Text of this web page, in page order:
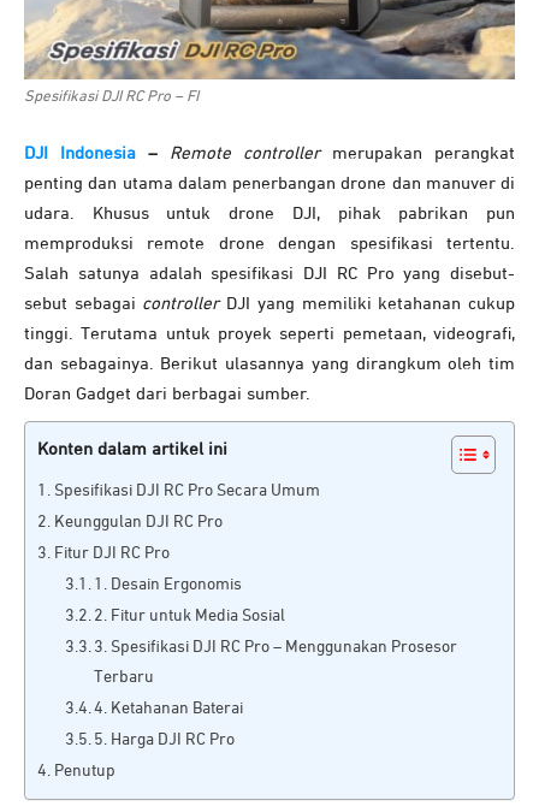
Spesifikasi DJI RC Pro – FI
DJI Indonesia – Remote controllermerupakan perangkat
penting dan utama dalam penerbangan drone dan manuver di
udara. Khusus untuk drone DJI, pihak pabrikan pun
memproduksi remote drone dengan spesifikasi tertentu.
Salah satunya adalah spesifikasi DJI RC Pro yang disebut-
sebut sebagai controllerDJI yang memiliki ketahanan cukup
tinggi. Terutama untuk proyek seperti pemetaan, videografi,
dan sebagainya. Berikut ulasannya yang dirangkum oleh tim
Doran Gadget dari berbagai sumber.
Konten dalam artikel ini
Spesifikasi DJI RC Pro Secara Umum
Keunggulan DJI RC Pro
Fitur DJI RC Pro
1. Desain Ergonomis
2. Fitur untuk Media Sosial
3. Spesifikasi DJI RC Pro – Menggunakan Prosesor
Terbaru
4. Ketahanan Baterai
5. Harga DJI RC Pro
Penutup